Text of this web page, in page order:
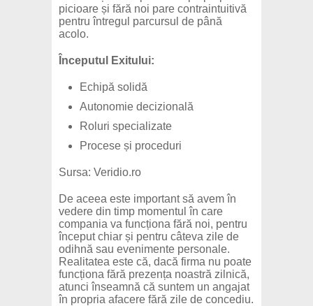
picioare și fără noi pare contraintuitivă
pentru întregul parcursul de până
acolo.
Începutul Exitului:
Echipă solidă
Autonomie decizională
Roluri specializate
Procese și proceduri
Sursa: Veridio.ro
De aceea este important să avem în
vedere din timp momentul în care
compania va funcționa fără noi, pentru
început chiar și pentru câteva zile de
odihnă sau evenimente personale.
Realitatea este că, dacă firma nu poate
funcționa fără prezența noastră zilnică,
atunci înseamnă că suntem un angajat
în propria afacere fără zile de concediu.